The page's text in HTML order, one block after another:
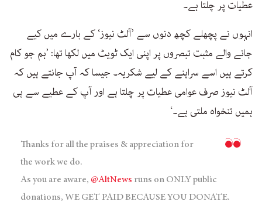
عطیات پر چلتا ہے۔
انہوں نے پچھلے کچھ دنوں سے ’آلٹ نیوز‘ کے بارے میں کیے
جانے والے مثبت تبصروں پر اپنی ایک ٹویٹ میں لکھا تھا: ’ہم جو کام
کرتے ہیں اسے سراہنے کے لیے شکریہ۔ جیسا کہ آپ جانتے ہیں کہ
آلٹ نیوز صرف عوامی عطیات پر چلتا ہے اور آپ کے عطیے سے ہی
ہمیں تنخواہ ملتی ہے۔‘
Thanks for all the praises & appreciation for
the work we do.
As you are aware, @AltNews runs on ONLY public
donations, WE GET PAID BECAUSE YOU DONATE.